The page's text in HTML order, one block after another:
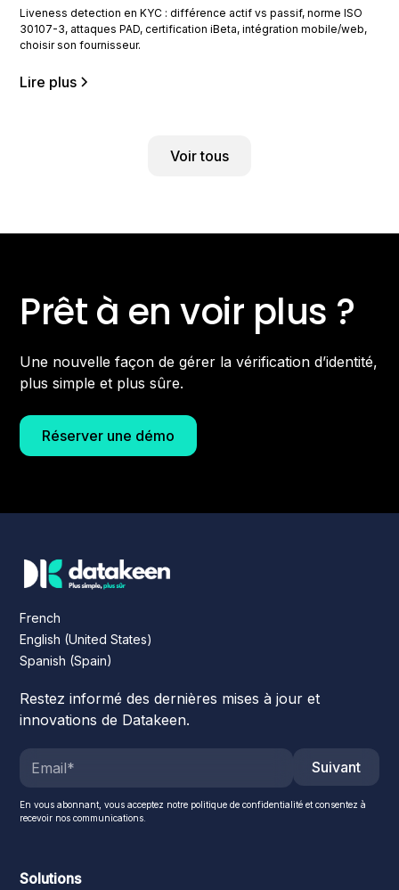
Liveness detection en KYC : différence actif vs passif, norme ISO
30107-3, attaques PAD, certification iBeta, intégration mobile/web,
choisir son fournisseur.
Lire plus
Voir tous
Prêt à en voir plus ?
Une nouvelle façon de gérer la vérification d’identité,
plus simple et plus sûre.
Réserver une démo
French
English (United States)
Spanish (Spain)
Restez informé des dernières mises à jour et
innovations de Datakeen.
Suivant
En vous abonnant, vous acceptez notre politique de confidentialité et consentez à
recevoir nos communications.
Solutions